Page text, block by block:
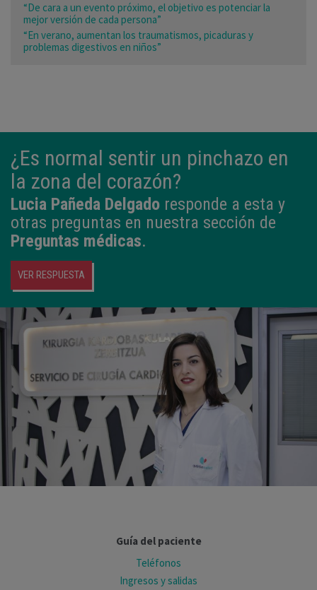
“De cara a un evento próximo, el objetivo es potenciar la
mejor versión de cada persona”
“En verano, aumentan los traumatismos, picaduras y
problemas digestivos en niños”
¿Es normal sentir un pinchazo en
la zona del corazón?
Lucia Pañeda Delgado responde a esta y
otras preguntas en nuestra sección de
Preguntas médicas.
VER RESPUESTA
Guía del paciente
Teléfonos
Ingresos y salidas